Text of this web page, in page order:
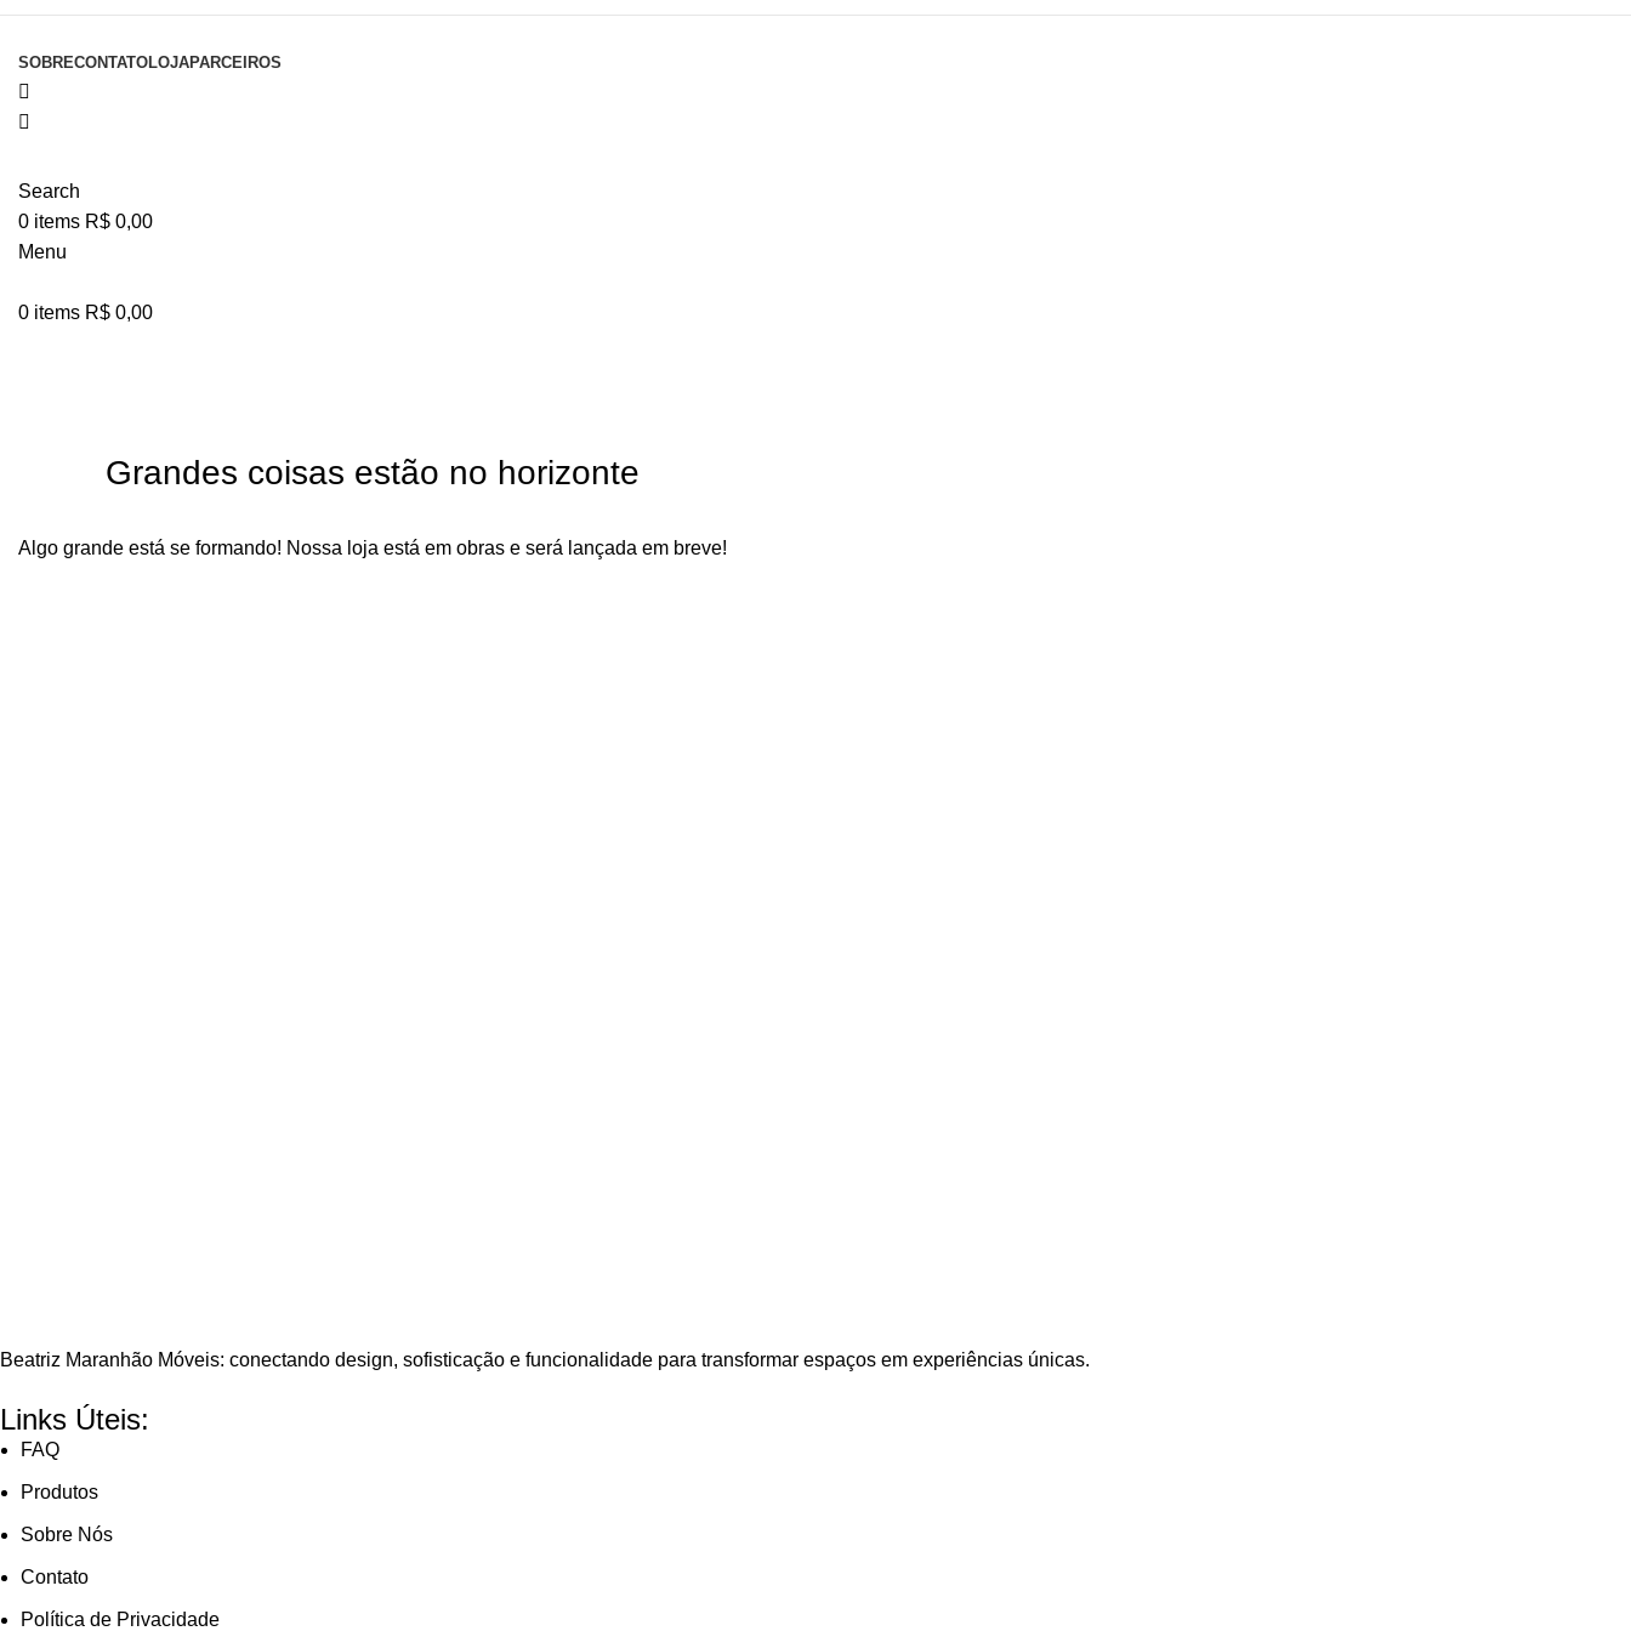
SOBRECONTATOLOJAPARCEIROS
Search
0 items R$ 0,00
Menu
0 items R$ 0,00
Grandes coisas estão no horizonte
Algo grande está se formando! Nossa loja está em obras e será lançada em breve!
Beatriz Maranhão Móveis: conectando design, sofisticação e funcionalidade para transformar espaços em experiências únicas.
Links Úteis:
FAQ
Produtos
Sobre Nós
Contato
Política de Privacidade